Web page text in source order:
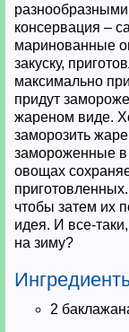
консервация –
маринованные
закуску,
максимально
придут
жареном виде.
заморозить
замороженные
овощах
чтобы затем их
идея. И все-
на зиму?
2